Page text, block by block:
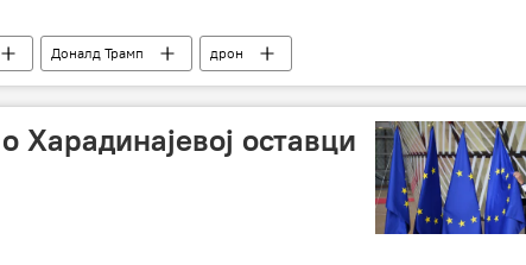
Доналд Трамп дрон
Харадинајевој оставци